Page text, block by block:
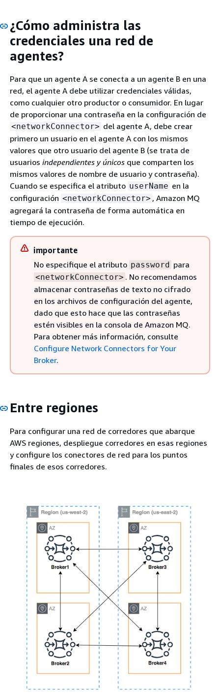
¿Cómo administra las
credenciales una red de
agentes?
Para que un agente A se conecta a un agente B en una
red, el agente A debe utilizar credenciales válidas,
como cualquier otro productor o consumidor. En lugar
de proporcionar una contraseña en la configuración de
<networkConnector> del agente A, debe crear
primero un usuario en el agente A con los mismos
valores que otro usuario del agente B (se trata de
usuarios independientes y únicos que comparten los
mismos valores de nombre de usuario y contraseña).
Cuando se especifica el atributo userName en la
configuración <networkConnector> , Amazon MQ
agregará la contraseña de forma automática en
tiempo de ejecución.
importante
No especifique el atributo password para
<networkConnector> . No recomendamos
almacenar contraseñas de texto no cifrado
en los archivos de configuración del agente,
dado que esto hace que las contraseñas
estén visibles en la consola de Amazon MQ.
Para obtener más información, consulte
Configure Network Connectors for Your
Broker.
Entre regiones
Para configurar una red de corredores que abarque
AWS regiones, despliegue corredores en esas regiones
y configure los conectores de red para los puntos
finales de esos corredores.